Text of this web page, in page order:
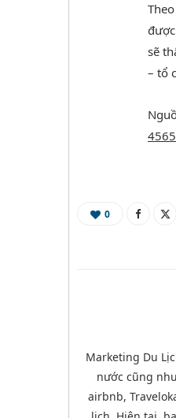
sẽ
– tổ
0
Marketing Du
nước cũng
airbnb,